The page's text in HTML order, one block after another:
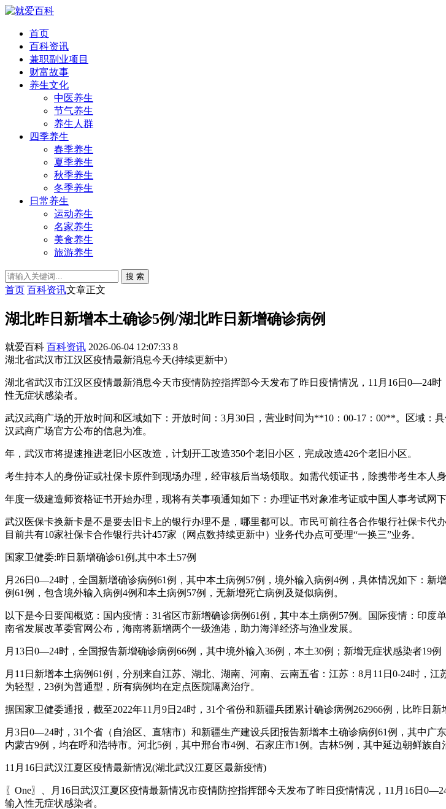
首页
百科资讯
兼职副业项目
财富故事
养生文化
中医养生
节气养生
养生人群
四季养生
春季养生
夏季养生
秋季养生
冬季养生
日常养生
运动养生
名家养生
美食养生
旅游养生
搜 索
首页 百科资讯文章正文
湖北昨日新增本土确诊5例/湖北昨日新增确诊病例
就爱百科 百科资讯 2026-06-04 12:07:33 8
湖北省武汉市江汉区疫情最新消息今天(持续更新中)
湖北省武汉市江汉区疫情最新消息今天市疫情防控指挥部今天发布了昨日疫情情况，11月16日0—24
性无症状感染者。
武汉武商广场的开放时间和区域如下：开放时间：3月30日，营业时间为**10：00-17：00**。区域：
汉武商广场官方公布的信息为准。
年，武汉市将提速推进老旧小区改造，计划开工改造350个老旧小区，完成改造426个老旧小区。
考生持本人的身份证或社保卡原件到现场办理，经审核后当场领取。如需代领证书，除携带考生本人
年度一级建造师资格证书开始办理，现将有关事项通知如下：办理证书对象准考证或中国人事考试网
武汉医保卡换新卡是不是要去旧卡上的银行办理不是，哪里都可以。市民可前往各合作银行社保卡
目前共有10家社保卡合作银行共计457家（网点数持续更新中）业务代办点可受理“一换三”业务。
国家卫健委:昨日新增确诊61例,其中本土57例
月26日0—24时，全国新增确诊病例61例，其中本土病例57例，境外输入病例4例，具体情况如下：
例61例，包含境外输入病例4例和本土病例57例，无新增死亡病例及疑似病例。
以下是今日要闻概览：国内疫情：31省区市新增确诊病例61例，其中本土病例57例。国际疫情：印
南省发展改革委官网公布，海南将新增两个一级渔港，助力海洋经济与渔业发展。
月13日0—24时，全国报告新增确诊病例66例，其中境外输入36例，本土30例；新增无症状感染者19
月11日新增本土病例61例，分别来自江苏、湖北、湖南、河南、云南五省：江苏：8月11日0-24时，
为轻型，23例为普通型，所有病例均在定点医院隔离治疗。
据国家卫健委通报，截至2022年11月9日24时，31个省份和新疆兵团累计确诊病例262966例，比昨日新
月3日0—24时，31个省（自治区、直辖市）和新疆生产建设兵团报告新增本土确诊病例61例，其中广
内蒙古9例，均在呼和浩特市。河北5例，其中邢台市4例、石家庄市1例。吉林5例，其中延边朝鲜族自
11月16日武汉江夏区疫情最新情况(湖北武汉江夏区最新疫情)
〖One〗、月16日武汉江夏区疫情最新情况市疫情防控指挥部今天发布了昨日疫情情况，11月16日
输入性无症状感染者。